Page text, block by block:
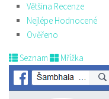
Většina Recenze
Nejlépe Hodnocené
Ověřeno
Seznam Mřížka